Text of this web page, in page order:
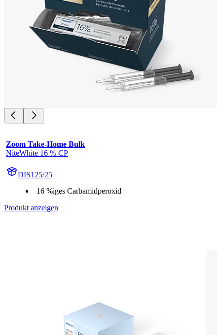
Zoom Take-Home Bulk
NiteWhite 16 % CP
DIS125/25
16 %iges Carbamidperoxid
Produkt anzeigen